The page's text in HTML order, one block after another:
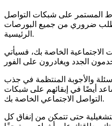
المستمر على شبكات التواصل
ضروري من جميع البورصات
الرئيسية.
الاجتماعية الخاصة بك، فسيأتي
والأجوبة المنتظمة في جذب
أيضًا في إبقائهم على شبكات
التواصل الاجتماعي الخاصة بك.
حتى تتمكن من إنفاق كل